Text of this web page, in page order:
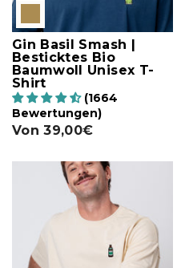
Gin Basil Smash |
Besticktes Bio
Baumwoll Unisex T-
Shirt
(1664
Bewertungen)
Von 39,00€